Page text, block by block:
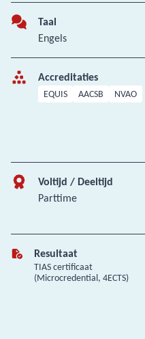
Taal
Engels
Accreditaties
EQUIS AACSB NVAO
Voltijd / Deeltijd
Parttime
Resultaat
TIAS certificaat
(Microcredential, 4ECTS)